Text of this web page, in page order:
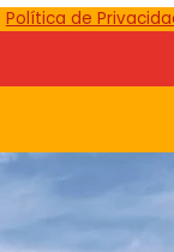
Política de